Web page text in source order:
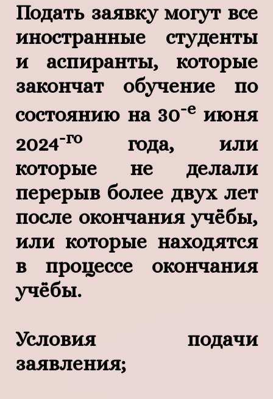
Подать заявку могут все
иностранные студенты
и аспиранты, которые
закончат обучение по
состоянию на 30-е июня
2024-гогода, или
которые не делали
перерыв более двух лет
после окончания учёбы,
или которые находятся
в процессе окончания
учёбы.
Условия подачи
заявления;